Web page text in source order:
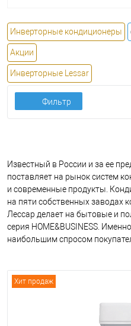
Инверторные кондиционеры
Акции
Инверторные Lessar
Фильтр
Известный в России и за ее
поставляет на рынок систем
и современные продукты.
на пяти собственных заводах
Лессар делает на бытовые и
серия HOME&BUSINESS.
наибольшим спросом
Хит продаж